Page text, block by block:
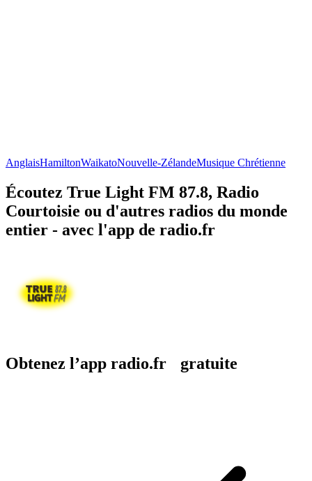
AnglaisHamiltonWaikatoNouvelle-ZélandeMusique Chrétienne
Écoutez True Light FM 87.8, Radio
Courtoisie ou d'autres radios du monde
entier - avec l'app de radio.fr
Obtenez l’app radio.fr gratuite